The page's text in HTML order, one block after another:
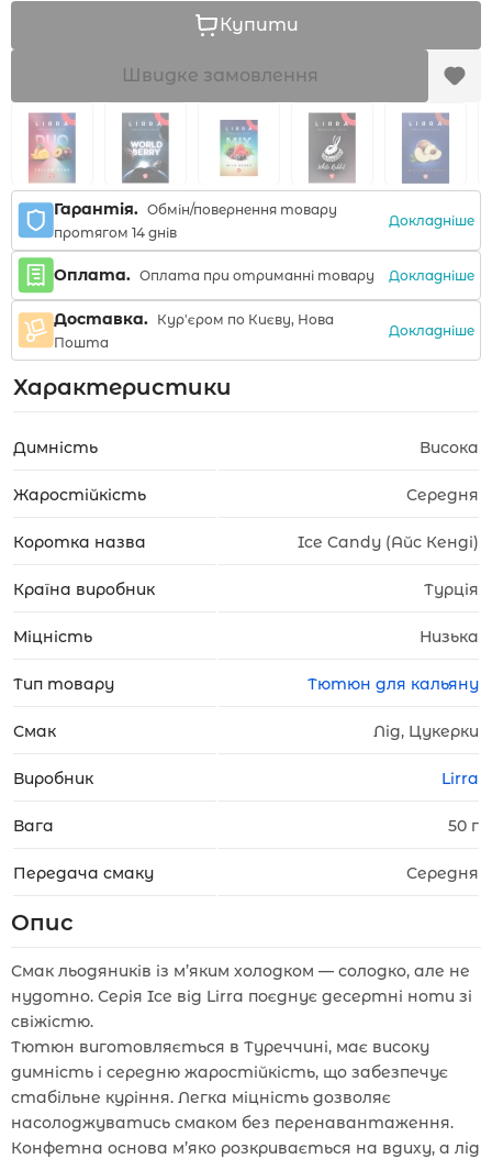
Купити
Швидке замовлення
Гарантія. Обмін/повернення товару
протягом 14 днів
Докладніше
Оплата. Оплата при отриманні товару Докладніше
Доставка. Кур'єром по Києву, Нова
Пошта
Докладніше
Характеристики
Димність Висока
Жаростійкість Середня
Коротка назва Ice Candy (Айс Кенді)
Країна виробник Турція
Міцність Низька
Тип товару Тютюн для кальяну
Смак Лід, Цукерки
Виробник Lirra
Вага 50 г
Передача смаку Середня
Опис
Смак льодяників із м’яким холодком — солодко, але не
нудотно. Серія Ice від Lirra поєднує десертні ноти зі
свіжістю.
Тютюн виготовляється в Туреччині, має високу
димність і середню жаростійкість, що забезпечує
стабільне куріння. Легка міцність дозволяє
насолоджуватись смаком без перенавантаження.
Конфетна основа м’яко розкривається на вдиху, а лід